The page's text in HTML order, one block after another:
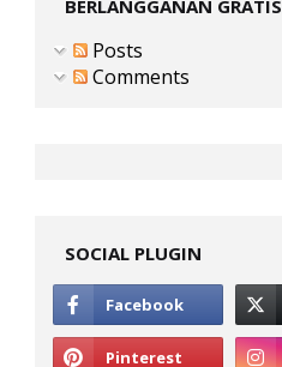
BERLANGGANAN GRATIS
Posts
Comments
SOCIAL PLUGIN